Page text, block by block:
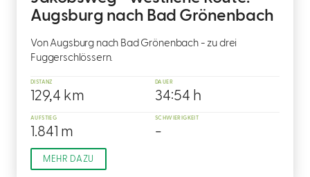
Augsburg nach Bad Grönenbach
Von Augsburg nach Bad Grönenbach - zu drei
Fuggerschlössern.
DISTANZ
129,4 km
DAUER
34:54 h
AUFSTIEG
1.841 m
SCHWIERIGKEIT
-
MEHR DAZU